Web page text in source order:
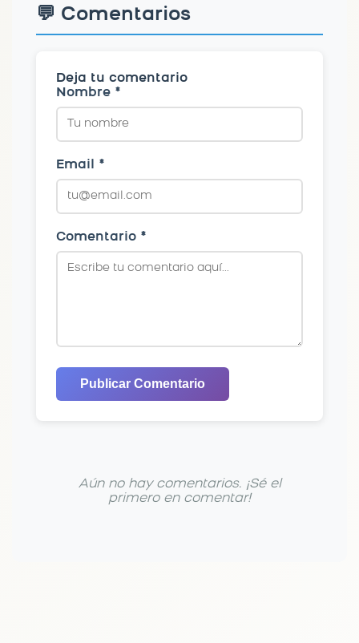
💬 Comentarios
Deja tu comentario
Nombre *
Email *
Comentario *
Publicar Comentario
Aún no hay comentarios. ¡Sé el
primero en comentar!